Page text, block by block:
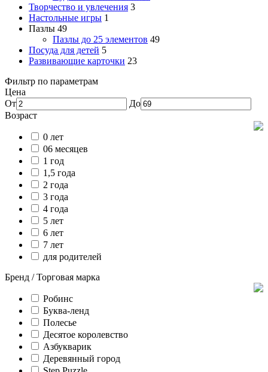
Творчество и увлечения 3
Настольные игры 1
Пазлы 49
Пазлы до 25 элементов 49
Посуда для детей 5
Развивающие карточки 23
Фильтр по параметрам
Цена
От
До
Возраст
0 лет
06 месяцев
1 год
1,5 года
2 года
3 года
4 года
5 лет
6 лет
7 лет
для родителей
Бренд / Торговая марка
Робинс
Буква-ленд
Полесье
Десятое королевство
Азбукварик
Деревянный город